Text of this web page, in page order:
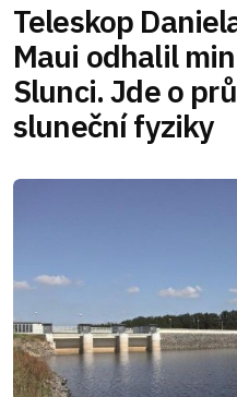
Teleskop
Maui odhalil
Slunci. Jde o
sluneční fyziky